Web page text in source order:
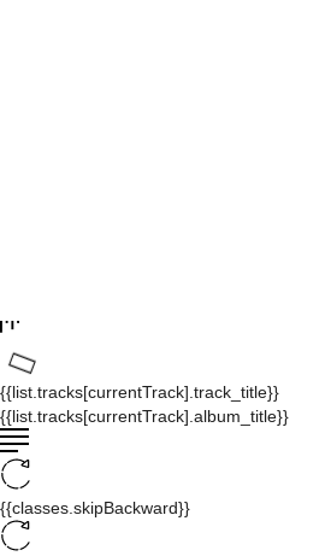
{{list.tracks[currentTrack].track_title}}
{{list.tracks[currentTrack].album_title}}
{{classes.skipBackward}}